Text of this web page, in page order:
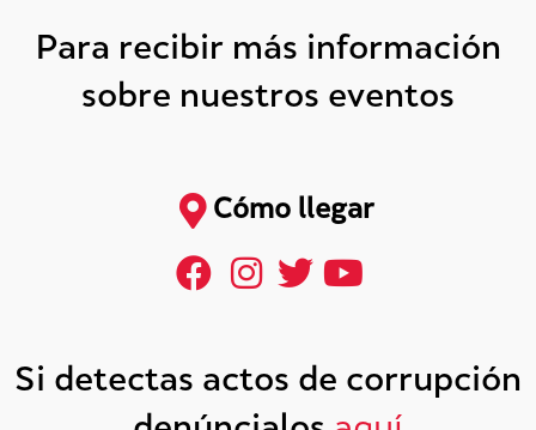
Para recibir más información
sobre nuestros eventos
Cómo llegar
Si detectas actos de corrupción